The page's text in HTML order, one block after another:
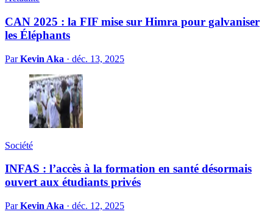
CAN 2025 : la FIF mise sur Himra pour galvaniser
les Éléphants
ParKevin Aka · déc. 13, 2025
Société
INFAS : l’accès à la formation en santé désormais
ouvert aux étudiants privés
ParKevin Aka · déc. 12, 2025